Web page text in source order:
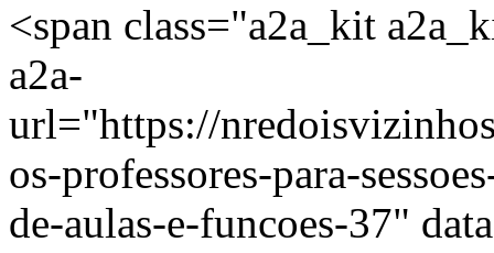
<span class="a2a_kit
a2a-
url="https://
os-professores-para-
de-aulas-e-funcoes-37"